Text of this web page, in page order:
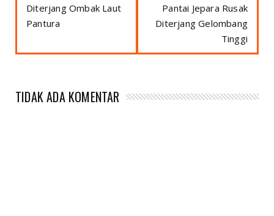
Diterjang Ombak Laut
Pantura
Pantai Jepara Rusak
Diterjang Gelombang
Tinggi
TIDAK ADA KOMENTAR